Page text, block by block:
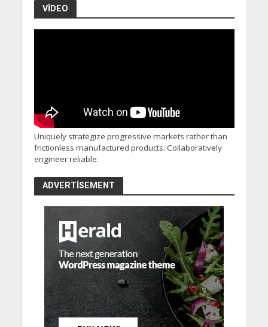
VIDEO
Uniquely strategize progressive markets rather than
frictionless manufactured products. Collaboratively
engineer reliable.
ADVERTISEMENT